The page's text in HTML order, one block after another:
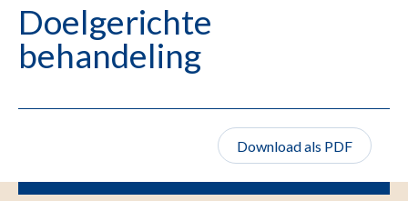
Doelgerichte
behandeling
Download als PDF